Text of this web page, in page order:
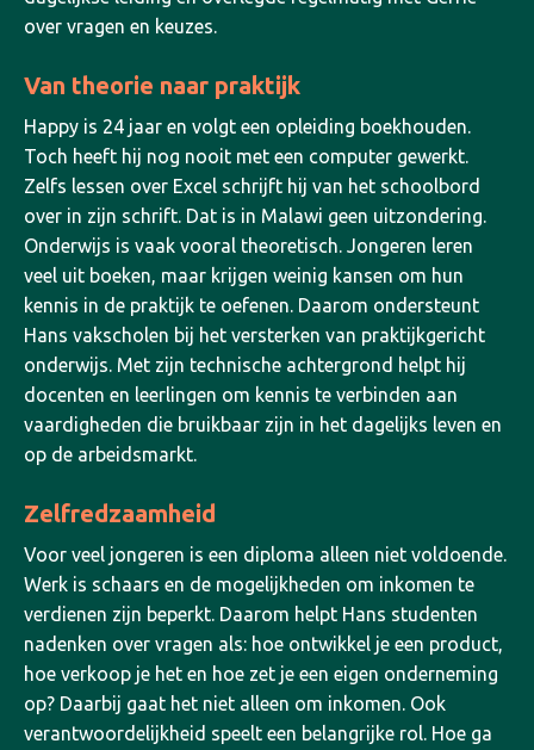
over vragen en keuzes.
Van theorie naar praktijk
Happy is 24 jaar en volgt een opleiding boekhouden.
Toch heeft hij nog nooit met een computer gewerkt.
Zelfs lessen over Excel schrijft hij van het schoolbord
over in zijn schrift. Dat is in Malawi geen uitzondering.
Onderwijs is vaak vooral theoretisch. Jongeren leren
veel uit boeken, maar krijgen weinig kansen om hun
kennis in de praktijk te oefenen. Daarom ondersteunt
Hans vakscholen bij het versterken van praktijkgericht
onderwijs. Met zijn technische achtergrond helpt hij
docenten en leerlingen om kennis te verbinden aan
vaardigheden die bruikbaar zijn in het dagelijks leven en
op de arbeidsmarkt.
Zelfredzaamheid
Voor veel jongeren is een diploma alleen niet voldoende.
Werk is schaars en de mogelijkheden om inkomen te
verdienen zijn beperkt. Daarom helpt Hans studenten
nadenken over vragen als: hoe ontwikkel je een product,
hoe verkoop je het en hoe zet je een eigen onderneming
op? Daarbij gaat het niet alleen om inkomen. Ook
verantwoordelijkheid speelt een belangrijke rol. Hoe ga